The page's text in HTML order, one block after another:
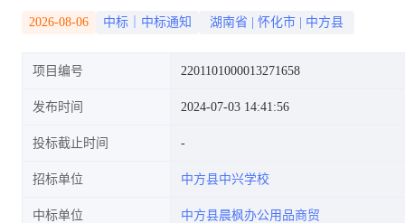
2026-08-06 中标｜中标通知 湖南省 怀化市 中方县
项目编号 2201101000013271658
发布时间 2024-07-03 14:41:56
投标截止时间
招标单位 中方县中兴学校
中标单位 中方县晨枫办公用品商贸